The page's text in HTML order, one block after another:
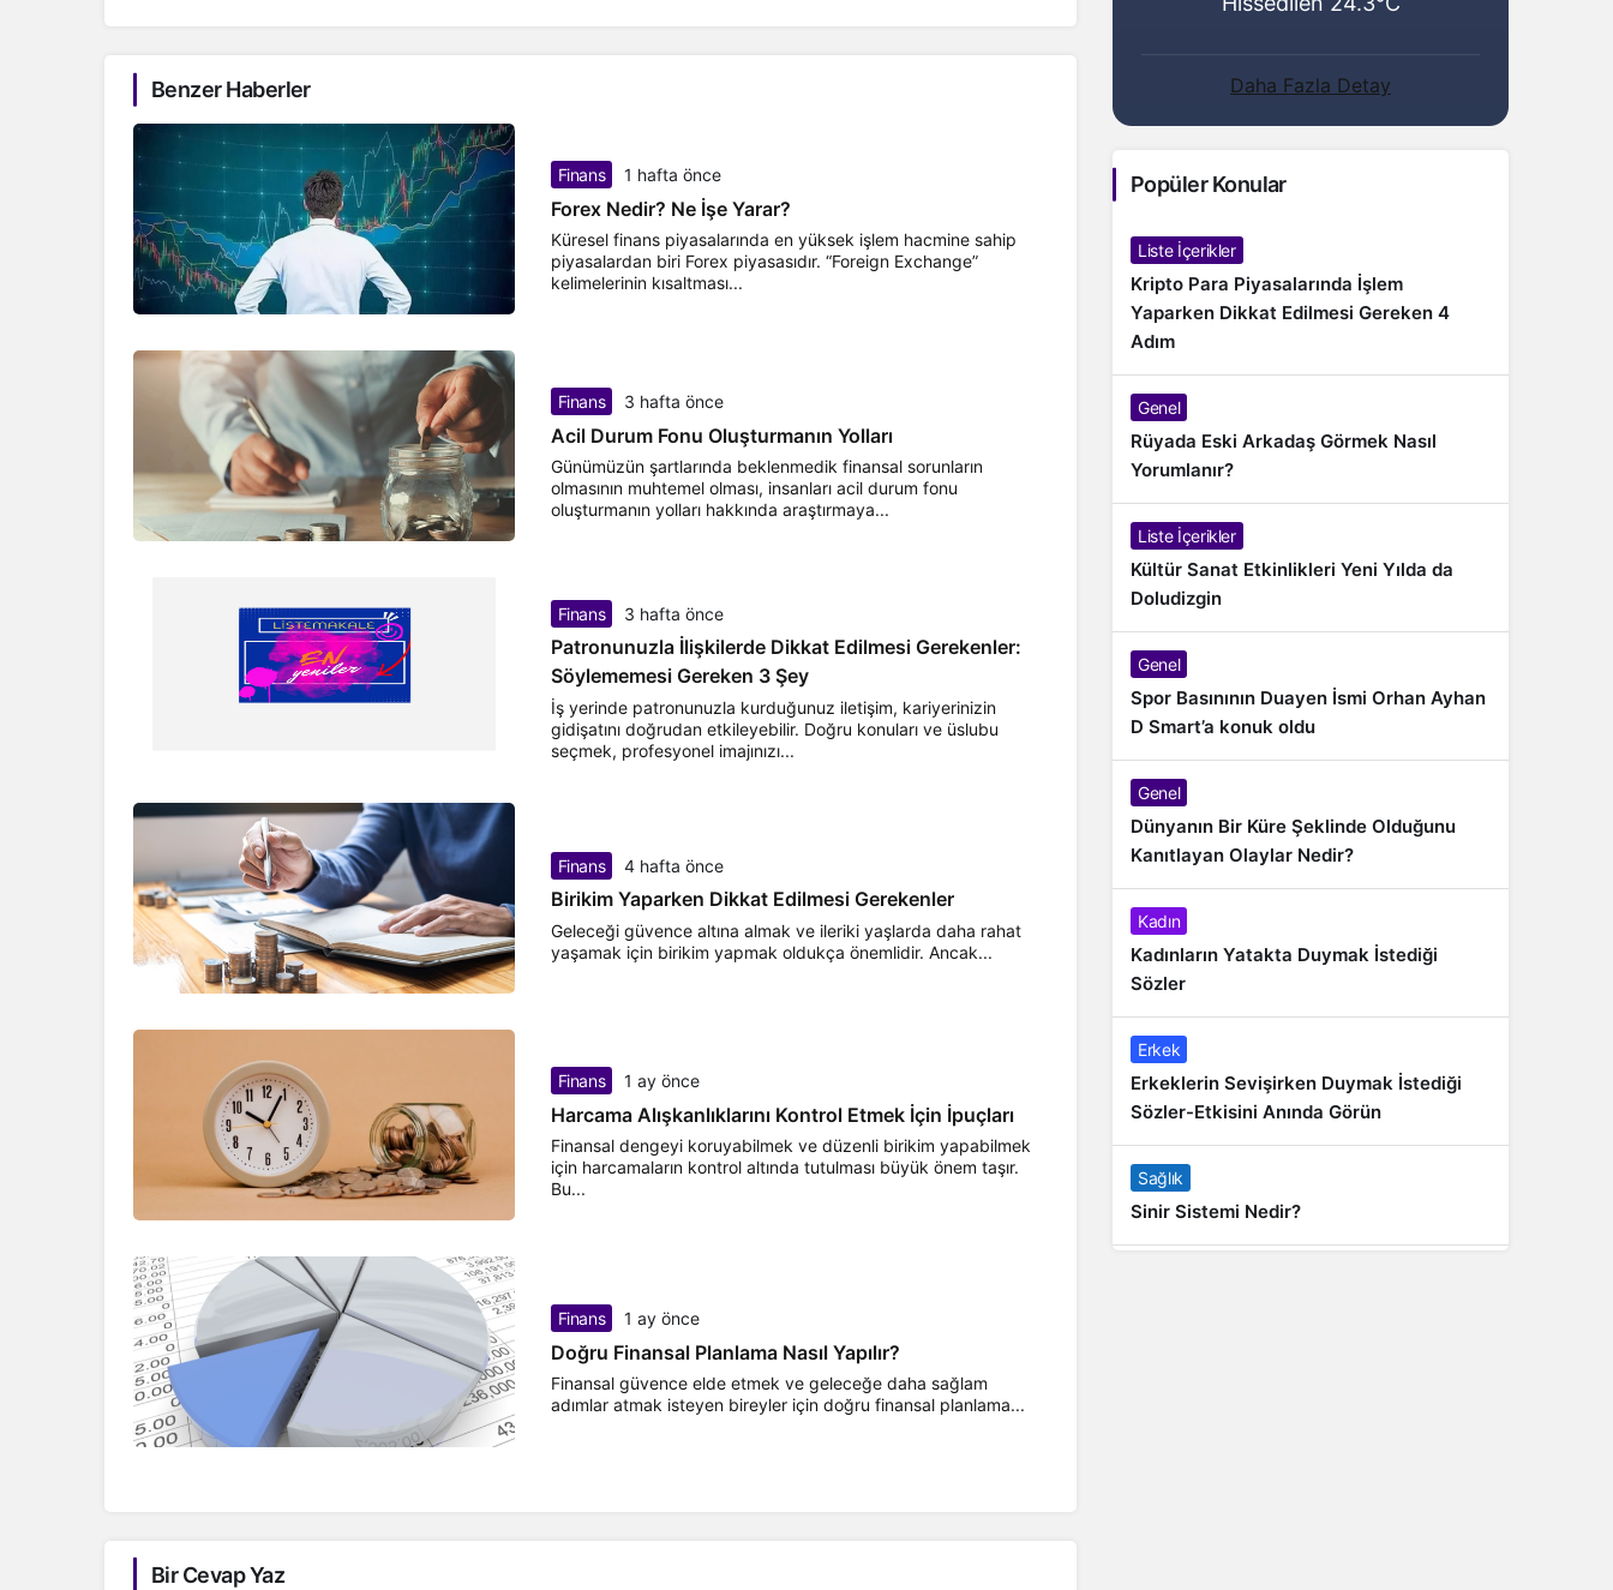
Benzer Haberler
Finans 1 hafta önce
Forex Nedir? Ne İşe Yarar?
Küresel finans piyasalarında en yüksek işlem hacmine sahip
piyasalardan biri Forex piyasasıdır. “Foreign Exchange”
kelimelerinin kısaltması...
Finans 3 hafta önce
Acil Durum Fonu Oluşturmanın Yolları
Günümüzün şartlarında beklenmedik finansal sorunların
olmasının muhtemel olması, insanları acil durum fonu
oluşturmanın yolları hakkında araştırmaya...
Finans 3 hafta önce
Patronunuzla İlişkilerde Dikkat Edilmesi Gerekenler:
Söylememesi Gereken 3 Şey
İş yerinde patronunuzla kurduğunuz iletişim, kariyerinizin
gidişatını doğrudan etkileyebilir. Doğru konuları ve üslubu
seçmek, profesyonel imajınızı...
Finans 4 hafta önce
Birikim Yaparken Dikkat Edilmesi Gerekenler
Geleceği güvence altına almak ve ileriki yaşlarda daha rahat
yaşamak için birikim yapmak oldukça önemlidir. Ancak...
Finans 1 ay önce
Harcama Alışkanlıklarını Kontrol Etmek İçin İpuçları
Finansal dengeyi koruyabilmek ve düzenli birikim yapabilmek
için harcamaların kontrol altında tutulması büyük önem taşır.
Bu...
Finans 1 ay önce
Doğru Finansal Planlama Nasıl Yapılır?
Finansal güvence elde etmek ve geleceğe daha sağlam
adımlar atmak isteyen bireyler için doğru finansal planlama...
Bir Cevap Yaz
Daha Fazla Detay
Popüler Konular
Liste İçerikler
Kripto Para Piyasalarında İşlem
Yaparken Dikkat Edilmesi Gereken 4
Adım
Genel
Rüyada Eski Arkadaş Görmek Nasıl
Yorumlanır?
Liste İçerikler
Kültür Sanat Etkinlikleri Yeni Yılda da
Doludizgin
Genel
Spor Basınının Duayen İsmi Orhan Ayhan
D Smart’a konuk oldu
Genel
Dünyanın Bir Küre Şeklinde Olduğunu
Kanıtlayan Olaylar Nedir?
Kadın
Kadınların Yatakta Duymak İstediği
Sözler
Erkek
Erkeklerin Sevişirken Duymak İstediği
Sözler-Etkisini Anında Görün
Sağlık
Sinir Sistemi Nedir?